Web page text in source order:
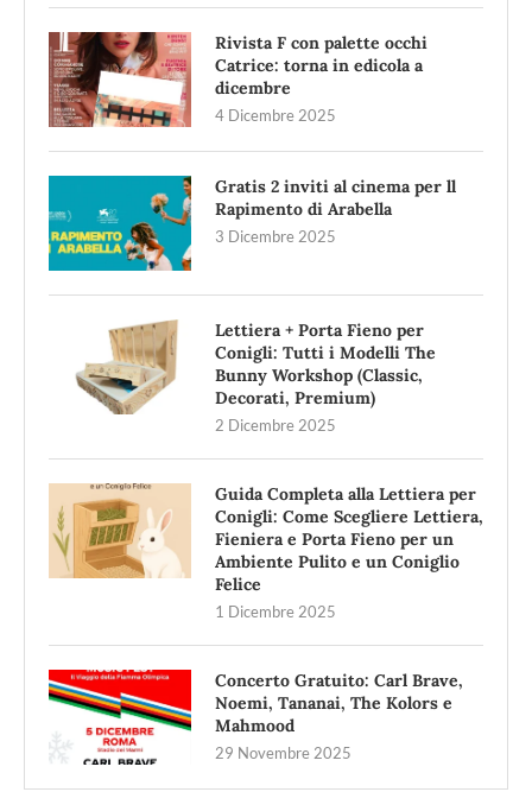
Rivista F con palette occhi
Catrice: torna in edicola a
dicembre
4 Dicembre 2025
Gratis 2 inviti al cinema per ll
Rapimento di Arabella
3 Dicembre 2025
Lettiera + Porta Fieno per
Conigli: Tutti i Modelli The
Bunny Workshop (Classic,
Decorati, Premium)
2 Dicembre 2025
Guida Completa alla Lettiera per
Conigli: Come Scegliere Lettiera,
Fieniera e Porta Fieno per un
Ambiente Pulito e un Coniglio
Felice
1 Dicembre 2025
Concerto Gratuito: Carl Brave,
Noemi, Tananai, The Kolors e
Mahmood
29 Novembre 2025